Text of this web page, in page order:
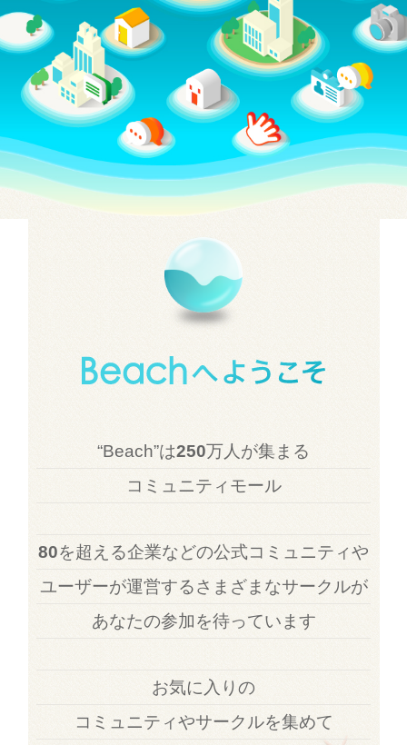
“Beach”は250万人が集まる
コミュニティモール
80を超える企業などの公式コミュニティや
ユーザーが運営するさまざまなサークルが
あなたの参加を待っています
お気に入りの
コミュニティやサークルを集めて